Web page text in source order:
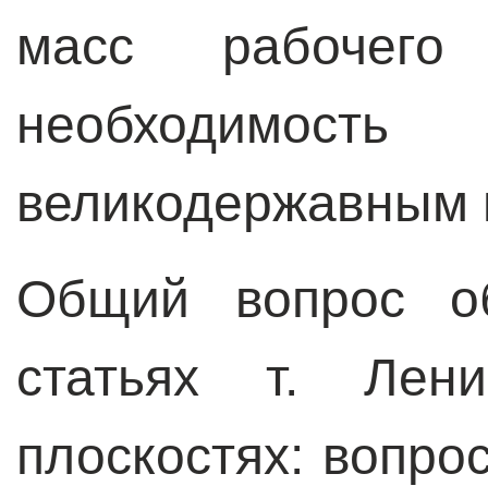
масс
Общий вопрос
статьях т.
плоскостях: